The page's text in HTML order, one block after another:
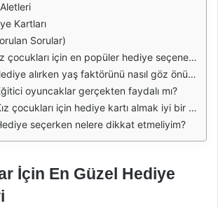
Kartları
Sorular)
için en popüler hediye seçenekleri nelerdir?
alırken yaş faktörünü nasıl göz önünde bulundurmalıyım?
oyuncaklar gerçekten faydalı mı?
çocukları için hediye kartı almak iyi bir fikir mi?
seçerken nelere dikkat etmeliyim?
İçin En Güzel Hediye